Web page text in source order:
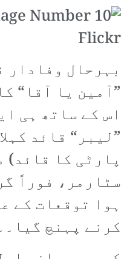
بہرحال وفادار
”آمین یا آقا“
اس کے ساتھ ہی
”لیبر“ قائد
پارٹی کا قائد)
سٹارمر، فوراً
ہوا توقعات کے
کرنے پہنچ